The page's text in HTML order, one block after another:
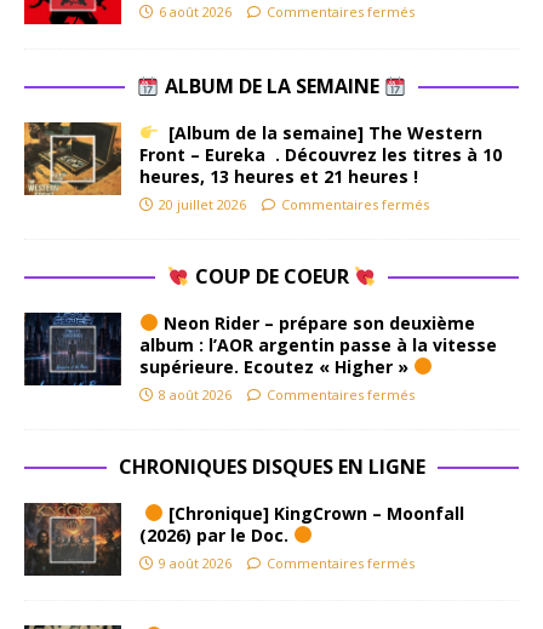
6 août 2026 Commentaires fermés
ALBUM DE LA SEMAINE
[Album de la semaine] The Western
Front – Eureka . Découvrez les titres à 10
heures, 13 heures et 21 heures !
20 juillet 2026 Commentaires fermés
COUP DE COEUR
Neon Rider – prépare son deuxième
album : l’AOR argentin passe à la vitesse
supérieure. Ecoutez « Higher »
8 août 2026 Commentaires fermés
CHRONIQUES DISQUES EN LIGNE
[Chronique] KingCrown – Moonfall
(2026) par le Doc.
9 août 2026 Commentaires fermés